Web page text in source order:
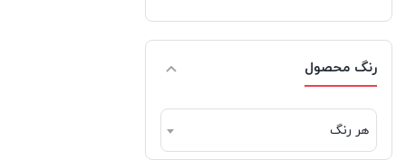
ردراگون | REDRAGON
ریورسانگ | RIVERSONG
شیائومی | Xiaomi
رنگ محصول
هر رنگ